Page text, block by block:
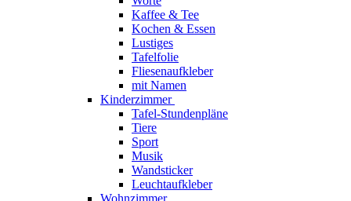
Kaffee & Tee
Kochen & Essen
Lustiges
Tafelfolie
Fliesenaufkleber
mit Namen
Kinderzimmer
Tafel-Stundenpläne
Tiere
Sport
Musik
Wandsticker
Leuchtaufkleber
Wohnzimmer